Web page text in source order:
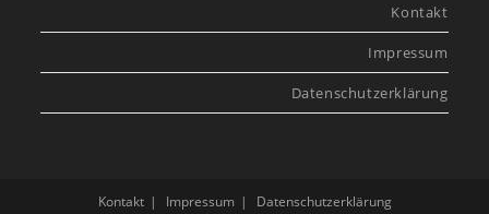
Kontakt
Impressum
Datenschutzerklärung
Kontakt Impressum Datenschutzerklärung